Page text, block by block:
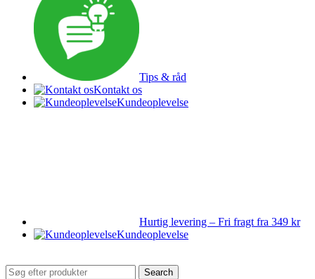
Tips & råd
Kontakt os
Kundeoplevelse
Hurtig levering – Fri fragt fra 349 kr
Kundeoplevelse
Search